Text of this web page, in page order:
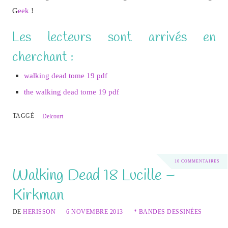
Geek !
Les lecteurs sont arrivés en
cherchant :
walking dead tome 19 pdf
the walking dead tome 19 pdf
TAGGÉ Delcourt
10 COMMENTAIRES
Walking Dead 18 Lucille –
Kirkman
DEHERISSON 6 NOVEMBRE 2013 * BANDES DESSINÉES